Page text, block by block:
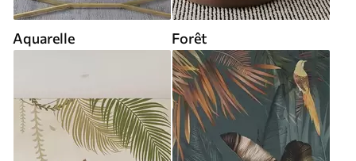
Aquarelle Forêt